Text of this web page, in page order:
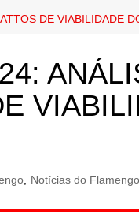
DE VIABILIDADE
Notícias do Flamengo